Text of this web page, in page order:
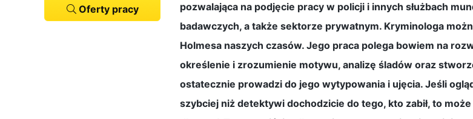
pozwalająca na podjęcie pracy w policji i innych służbach
badawczych, a także sektorze prywatnym. Kryminologa
Holmesa naszych czasów. Jego praca polega bowiem na
określenie i zrozumienie motywu, analizę śladów oraz
ostatecznie prowadzi do jego wytypowania i ujęcia. Jeśli
szybciej niż detektywi dochodzicie do tego, kto zabił, to
Oferty pracy